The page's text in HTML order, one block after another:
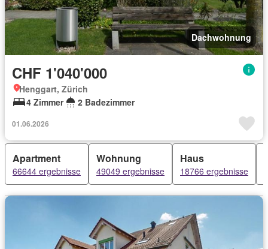
Dachwohnung
CHF 1'040'000
Henggart, Zürich
4 Zimmer
2 Badezimmer
01.06.2026
Apartment
66644 ergebnisse
Wohnung
49049 ergebnisse
Haus
18766 ergebnisse